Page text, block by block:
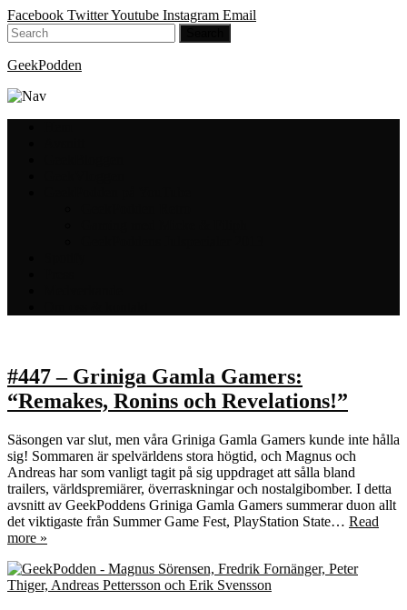
Facebook TwitterYoutube Instagram Email
GeekPodden
#447 – Griniga Gamla Gamers:
“Remakes, Ronins och Revelations!”
Säsongen var slut, men våra Griniga Gamla Gamers kunde inte hålla
sig! Sommaren är spelvärldens stora högtid, och Magnus och
Andreas har som vanligt tagit på sig uppdraget att sålla bland
trailers, världspremiärer, överraskningar och nostalgibomber. I detta
avsnitt av GeekPoddens Griniga Gamla Gamers summerar duon allt
det viktigaste från Summer Game Fest, PlayStation State… Read
more »